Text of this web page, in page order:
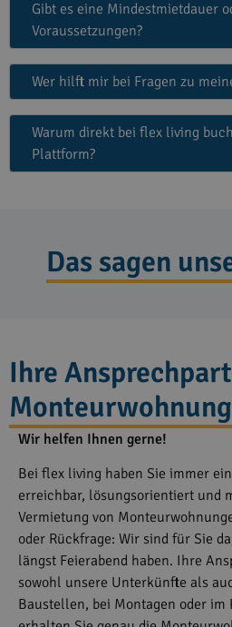
Gibt es eine Mindestmietdauer
Voraussetzungen?
Wer hilft mir bei Fragen zu
Warum direkt bei flex living
Plattform?
Das sagen
Ihre
Wir helfen Ihnen gerne!
Bei flex living haben Sie immer
erreichbar, lösungsorientiert und
Vermietung von
oder Rückfrage: Wir sind für Sie
längst Feierabend haben. Ihre
sowohl unsere Unterkünfte als
Baustellen, bei Montagen oder im